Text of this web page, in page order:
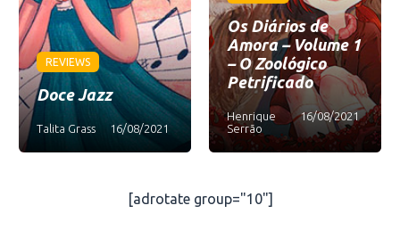
REVIEWS
Doce Jazz
Talita Grass 16/08/2021
Os Diários de
Amora – Volume 1
– O Zoológico
Petrificado
Henrique
Serrão
16/08/2021
[adrotate group="10"]